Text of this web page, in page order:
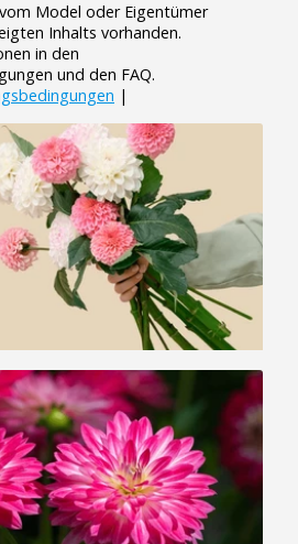
Model oder Eigentümer
Inhalts vorhanden.
in den
und den FAQ.
|